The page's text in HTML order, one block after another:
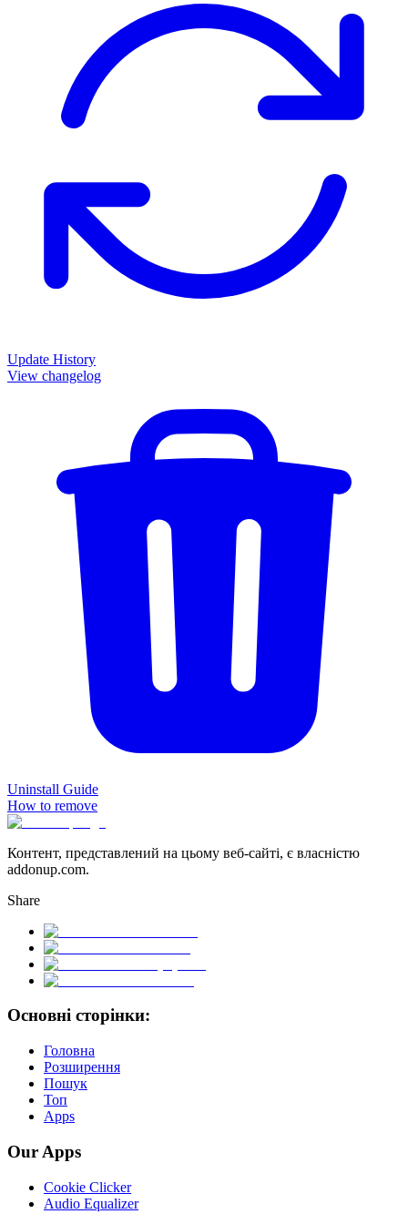
Update History
View changelog
Uninstall Guide
How to remove
Контент, представлений на цьому веб-сайті, є власністю
addonup.com.
Share
Основні сторінки:
Головна
Розширення
Пошук
Топ
Apps
Our Apps
Cookie Clicker
Audio Equalizer